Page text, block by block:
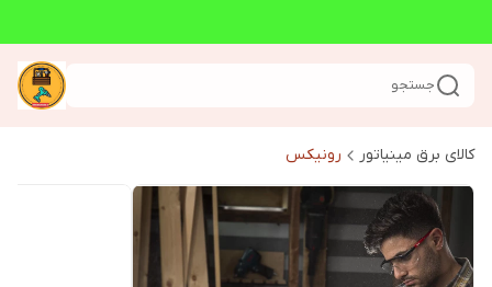
جستجو
کالای برق مینیاتور رونیکس